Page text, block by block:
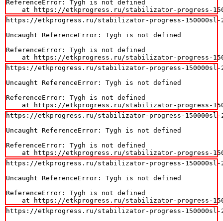
ReferenceError: Tygh is not defined
at https://etkprogress.ru/stabilizator-progress-
https://etkprogress.ru/stabilizator-progress-150000sl-
Uncaught ReferenceError: Tygh is not defined
ReferenceError: Tygh is not defined
at https://etkprogress.ru/stabilizator-progress-
https://etkprogress.ru/stabilizator-progress-150000sl-
Uncaught ReferenceError: Tygh is not defined
ReferenceError: Tygh is not defined
at https://etkprogress.ru/stabilizator-progress-
https://etkprogress.ru/stabilizator-progress-150000sl-
Uncaught ReferenceError: Tygh is not defined
ReferenceError: Tygh is not defined
at https://etkprogress.ru/stabilizator-progress-
https://etkprogress.ru/stabilizator-progress-150000sl-
Uncaught ReferenceError: Tygh is not defined
ReferenceError: Tygh is not defined
at https://etkprogress.ru/stabilizator-progress-
https://etkprogress.ru/stabilizator-progress-150000sl-